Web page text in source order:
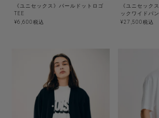
《ユニセックス》パールドットロゴ
TEE
¥6,600税込
《ユニセック
ックワイドパ
¥27,500税込